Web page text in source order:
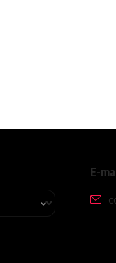
E-